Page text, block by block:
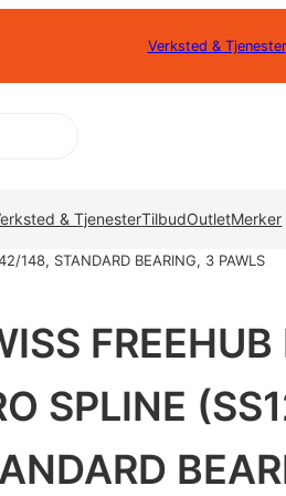
Verksted & Tjenester
& TjenesterTilbudOutletMerker
148, STANDARD BEARING, 3 PAWLS
FREEHUB
SPLINE